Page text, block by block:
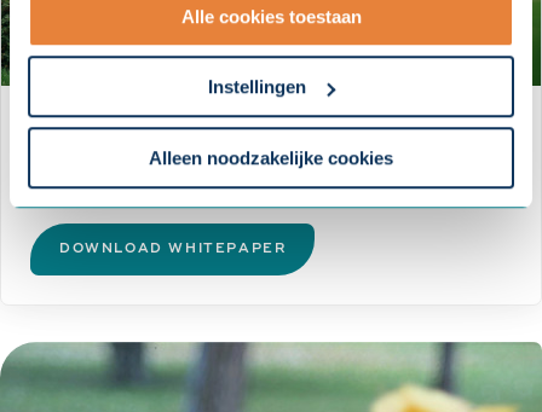
- Lees hier onzeprivacyverklaringen onze
Om uw toestemmingsvoorkeur te wijzigen, klikt u op
Alle cookies toestaan
Instellingen
Alleen noodzakelijke cookies
Whitepaper: Bewegen tijdens
het werk
DOWNLOAD WHITEPAPER